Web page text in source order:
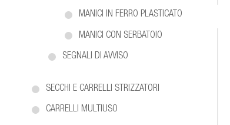
MANICI IN FERRO PLASTICATO
MANICI CON SERBATOIO
SEGNALI DI AVVISO
SECCHI E CARRELLI STRIZZATORI
CARRELLI MULTIUSO